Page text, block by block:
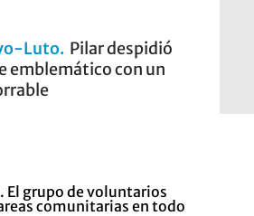
Luto Pilar despidió
emblemático con un